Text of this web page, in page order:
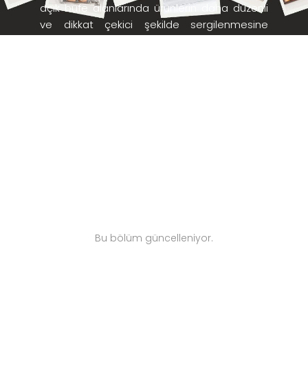
açık büfe alanlarında ürünlerin daha düzenli
ve dikkat çekici şekilde sergilenmesine
Bu bölüm güncelleniyor.